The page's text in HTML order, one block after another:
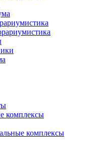
комплексы
комплексы